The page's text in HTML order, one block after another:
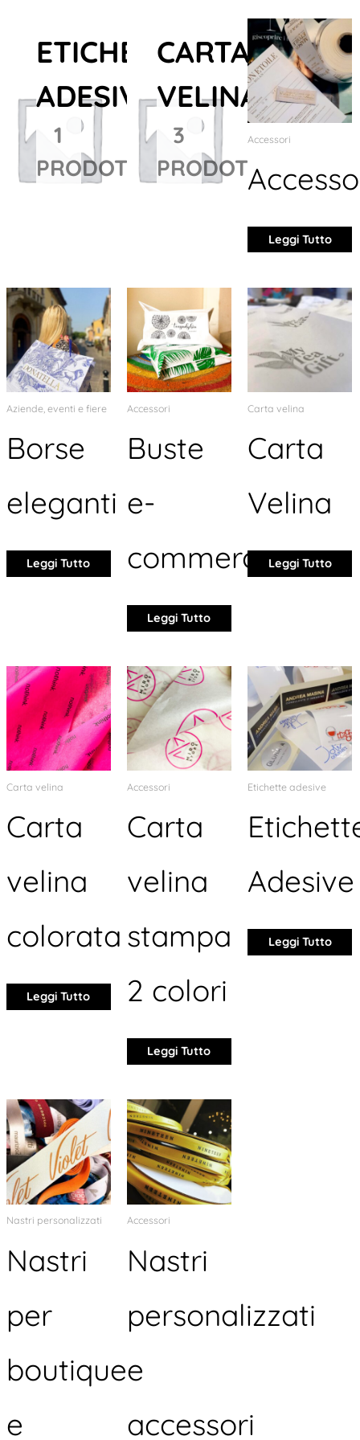
ETICHETTE
ADESIVE
1
PRODOTTO
CARTA
VELINA
3
PRODOTTI
Accessori
Leggi Tutto
Aziende, eventi e fiere
Borse
eleganti
Leggi Tutto
Accessori
Buste
e-
commerce
Leggi Tutto
Carta velina
Carta
Velina
Leggi Tutto
Carta velina
Carta
velina
colorata
Leggi Tutto
Accessori
Carta
velina
stampa
2 colori
Leggi Tutto
Etichette adesive
Adesive
Leggi Tutto
Nastri personalizzati
Nastri
per
boutique
e
Accessori
Nastri
personalizzati
e
accessori